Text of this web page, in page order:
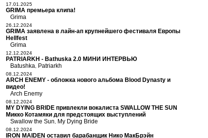
17.01.2025
GRIMA премьера клипа!
Grima
26.12.2024
GRIMA заявлена в лайн-ап крупнейшего фестиваля Европы
Hellfest
Grima
12.12.2024
PATRIARKH - Bathuska 2.0 МИНИ ИНТЕРВЬЮ
Batushka Patriarkh
08.12.2024
ARCH ENEMY - обложка нового альбома Blood Dynasty и
видео!
Arch Enemy
08.12.2024
MY DYING BRIDE привлекли вокалиста SWALLOW THE SUN
Микко Котамяки для предстоящих выступлений
Swallow the Sun
My Dying Bride
08.12.2024
IRON MAIDEN оставил барабанщик Нико МакБрэйн